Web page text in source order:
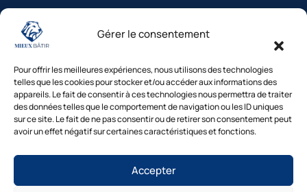
Gérer le consentement
Pour offrir les meilleures expériences, nous utilisons des technologies
telles que les cookies pour stocker et/ou accéder aux informations des
appareils. Le fait de consentir à ces technologies nous permettra de traiter
des données telles que le comportement de navigation ou les ID uniques
sur ce site. Le fait de ne pas consentir ou de retirer son consentement peut
avoir un effet négatif sur certaines caractéristiques et fonctions.
Accepter
La Bédoule : 04.42.36.29.99
St-Cannat : 04.42.36.29.99
Cavaillon : 04.84.85.88.94
Le Beausset : 04.94.38.22.19
Besoin d’un diagnostic ?
Nos experts vous répondentsous 48h